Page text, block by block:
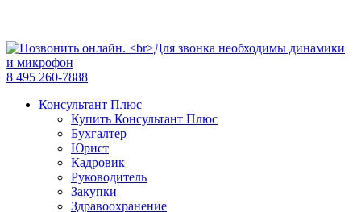
8 495 260-7888
Консультант Плюс
Купить Консультант Плюс
Бухгалтер
Юрист
Кадровик
Руководитель
Закупки
Здравоохранение